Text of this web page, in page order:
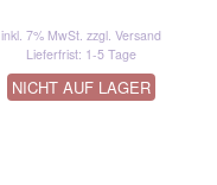
inkl. 7% MwSt. zzgl. Versand
Lieferfrist: 1-5 Tage
NICHT AUF LAGER